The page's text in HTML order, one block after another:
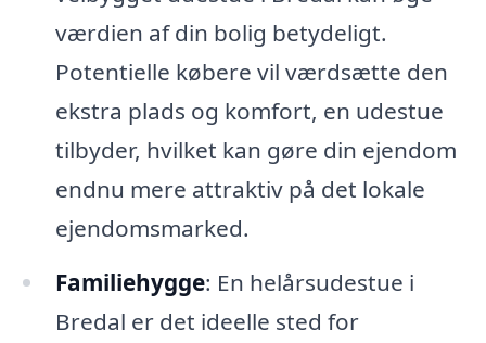
værdien af din bolig betydeligt.
Potentielle købere vil værdsætte den
ekstra plads og komfort, en udestue
tilbyder, hvilket kan gøre din ejendom
endnu mere attraktiv på det lokale
ejendomsmarked.
Familiehygge: En helårsudestue i
Bredal er det ideelle sted for